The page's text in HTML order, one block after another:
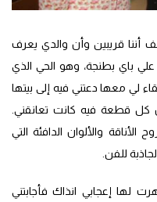
أننا قريبين وأن والدي يعرف
باي بطنجة، وهو الحي الذي
لي معها دعتني فيه إلى بيتها
كل قطعة فيه كانت تعانقني.
والألوان الدافئة التي
للفن.
لها إعجابي انذاك فأجابتني